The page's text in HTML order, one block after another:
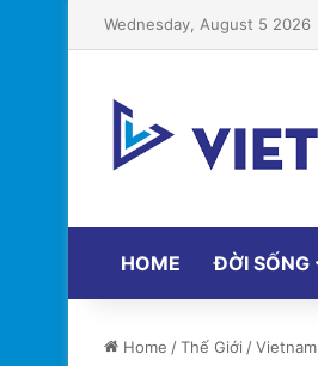
Wednesday, August 5 2026
HOME ĐỜI SỐNG
Home /Thế Giới /Vietnam